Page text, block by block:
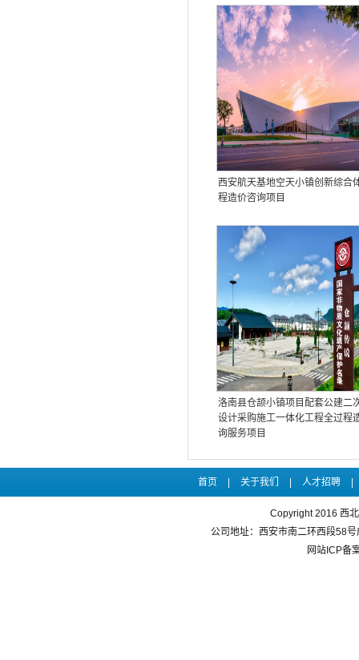
西安航天基地空天小镇创新综合
程造价咨询项目
洛南县仓颉小镇项目配套公建二
设计采购施工一体化工程全过程
询服务项目
首页 关于我们 人才招聘
Copyright 2016 西
公司地址：西安市南二环西段58
网站ICP备